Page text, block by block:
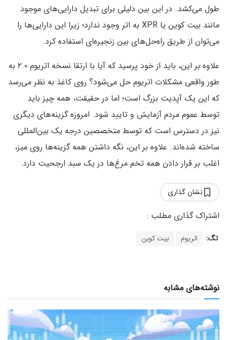
طول می‌کشد. در این بین دلیلی برای تبدیل دارایی‌های موجود
مانند بیت کوین یا XPR به اتر وجود ندارد؛ زیرا این دارایی‌ها را
می‌توان از طریق راه‌حل‌های بین زنجیره‌ای استفاده کرد.
علاوه بر این، باید از خود پرسید که آیا با ارتقا نسخه اتریوم ۲.۰ به
طور واقعی مشکلات اتریوم حل می‌شود؟ روی کاغذ به نظر می‌رسد
که این یک آپدیت بزرگ است؛ اما در حقیقت، همه چیز باید
توسط عموم مردم آزمایش و تایید شود. امروزه گزینه‌های دیگری
نیز در دسترس است که توسط متخصصین درجه یک بین‌المللی
ساخته شده‌اند. علاوه بر این، نگه داشتن همه گزینه‌ها روی میز،
اغلب بر قرار دادن همه تخم مرغ‌ها در یک سبد ارجحیت دارد.
نشان گذاری
تگ: اتریوم بیت کوین
نوشته‌های مشابه